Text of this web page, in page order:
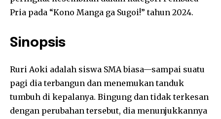
Pria pada “Kono Manga ga Sugoi!” tahun 2024.
Sinopsis
Ruri Aoki adalah siswa SMA biasa—sampai suatu
pagi dia terbangun dan menemukan tanduk
tumbuh di kepalanya. Bingung dan tidak terkesan
dengan perubahan tersebut, dia menunjukkannya